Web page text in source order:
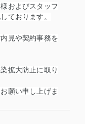
およびスタッフ
ております。
見や契約事務を
拡大防止に取り
願い申し上げま